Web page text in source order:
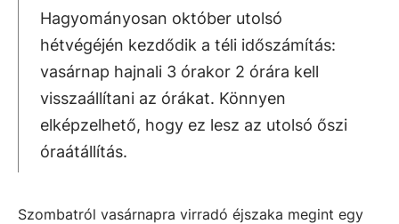
Hagyományosan október utolsó
hétvégéjén kezdődik a téli időszámítás:
vasárnap hajnali 3 órakor 2 órára kell
visszaállítani az órákat. Könnyen
elképzelhető, hogy ez lesz az utolsó őszi
óraátállítás.
Szombatról vasárnapra virradó éjszaka megint egy